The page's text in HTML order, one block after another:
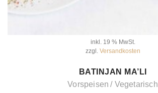
inkl. 19 % MwSt.
zzgl. Versandkosten
IN DEN WARENKORB
BATINJAN MA’LI
Vorspeisen
Vegetarisch